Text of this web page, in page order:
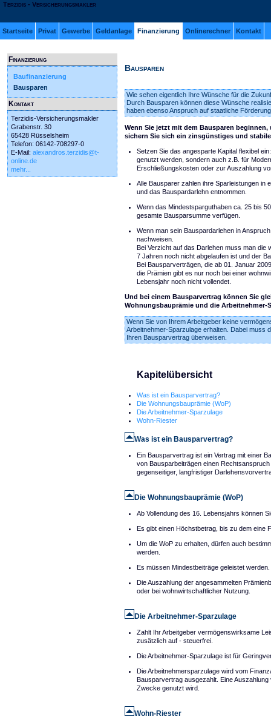
Terzidis - Versicherungsmakler
Startseite Privat Gewerbe Geldanlage Finanzierung Onlinerechner Kontakt
Finanzierung
Baufinanzierung
Bausparen
Kontakt
Terzidis-Versicherungsmakler
Grabenstr. 30
65428 Rüsselsheim
Telefon: 06142-708297-0
E-Mail: alexandros.terzidis@t-
online.de
mehr...
Bausparen
Wie sehen eigentlich Ihre Wünsche für die
Durch Bausparen können diese Wünsche
haben ebenso Anspruch auf staatliche
Wenn Sie jetzt mit dem Bausparen
sichern Sie sich ein zinsgünstiges und
Setzen Sie das angesparte Kapital flexibel
genutzt werden, sondern auch z.B. für
Erschließungskosten oder zur Auszahlung
Alle Bausparer zahlen ihre Sparleistungen in
und das Bauspardarlehn entnommen.
Wenn das Mindestsparguthaben ca. 25 bis
gesamte Bausparsumme verfügen.
Wenn man sein Bauspardarlehen in
nachweisen.
Bei Verzicht auf das Darlehen muss man die
7 Jahren noch nicht abgelaufen ist und der
Bei Bausparverträgen, die ab 01. Januar
die Prämien gibt es nur noch bei einer
Lebensjahr noch nicht vollendet.
Und bei einem Bausparvertrag können Sie
Wohnungsbauprämie und die Arbeitnehmer-
Wenn Sie von Ihrem Arbeitgeber keine
Arbeitnehmer-Sparzulage erhalten. Dabei muss
Ihren Bausparvertrag überweisen.
Kapitelübersicht
Was ist ein Bausparvertrag?
Die Wohnungsbauprämie (WoP)
Die Arbeitnehmer-Sparzulage
Wohn-Riester
Was ist ein Bausparvertrag?
Ein Bausparvertrag ist ein Vertrag mit einer
von Bausparbeiträgen einen
gegenseitiger, langfristiger
Die Wohnungsbauprämie (WoP)
Ab Vollendung des 16. Lebensjahrs können
Es gibt einen Höchstbetrag, bis zu dem eine
Um die WoP zu erhalten, dürfen auch
werden.
Es müssen Mindestbeiträge geleistet werden.
Die Auszahlung der angesammelten
oder bei wohnwirtschaftlicher Nutzung.
Die Arbeitnehmer-Sparzulage
Zahlt Ihr Arbeitgeber vermögenswirksame
zusätzlich auf - steuerfrei.
Die Arbeitnehmer-Sparzulage ist für
Die Arbeitnehmersparzulage wird vom
Bausparvertrag ausgezahlt. Eine
Zwecke genutzt wird.
Wohn-Riester